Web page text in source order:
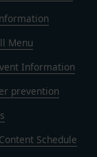
Menu
Information
prevention
Schedule
開すること
運営または
必要である
が取得した
転すること
後見人､保
った場合
はその関
るものを